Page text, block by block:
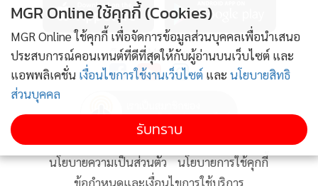
ติดตาม MGR Online
นโยบายความเป็นส่วนตัว
นโยบายการใช้คุกกี้
ข้อกำหนดและเงื่อนไขการใช้บริการ
MGR Online ใช้คุกกี้ (Cookies)
MGR Online ใช้คุกกี้ เพื่อจัดการข้อมูลส่วนบุคคลเพื่อนำเสนอ
ประสบการณ์คอนเทนต์ที่ดีที่สุดให้กับผู้อ่านบนเว็บไซต์ และ
แอพพลิเคชั่น เงื่อนไขการใช้งานเว็บไซต์ และ นโยบายสิทธิ
ส่วนบุคคล
รับทราบ